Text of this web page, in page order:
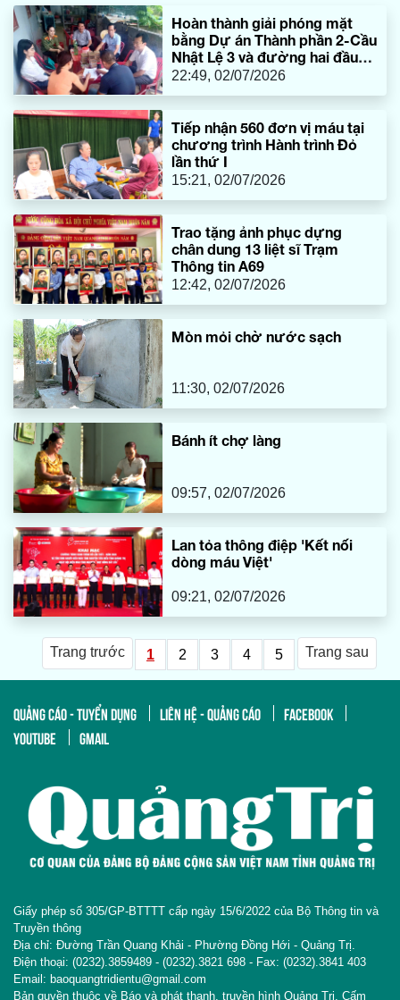
các tiện ích công nghệ hiện đại một cách hiệu quả.
Hoàn thành giải phóng mặt
bằng Dự án Thành phần 2-Cầu
Nhật Lệ 3 và đường hai đầu
cầu
22:49, 02/07/2026
Tiếp nhận 560 đơn vị máu tại
chương trình Hành trình Đỏ
lần thứ I
15:21, 02/07/2026
Trao tặng ảnh phục dựng
chân dung 13 liệt sĩ Trạm
Thông tin A69
12:42, 02/07/2026
Mòn mỏi chờ nước sạch
11:30, 02/07/2026
Bánh ít chợ làng
09:57, 02/07/2026
Lan tỏa thông điệp 'Kết nối
dòng máu Việt'
09:21, 02/07/2026
Trang trước 1 2 3 4 5 Trang sau
QUẢNG CÁO - TUYỂN DỤNG LIÊN HỆ - QUẢNG CÁO
FACEBOOK
YOUTUBE
GMAIL
Giấy phép số 305/GP-BTTTT cấp ngày 15/6/2022 của Bộ Thông tin và
Truyền thông
Địa chỉ: Đường Trần Quang Khải - Phường Đồng Hới - Quảng Trị.
Điện thoại: (0232).3859489 - (0232).3821 698 - Fax: (0232).3841 403
Email: baoquangtridientu@gmail.com
Bản quyền thuộc về Báo và phát thanh, truyền hình Quảng Trị. Cấm